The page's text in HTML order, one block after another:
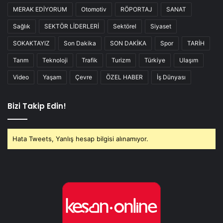
MERAK EDİYORUM Otomotiv RÖPORTAJ SANAT
Sağlık SEKTÖR LİDERLERİ Sektörel Siyaset
SOKAKTAYIZ Son Dakika SON DAKİKA Spor TARİH
Tarım Teknoloji Trafik Turizm Türkiye Ulaşım
Video Yaşam Çevre ÖZEL HABER İş Dünyası
Bizi Takip Edin!
Hata Tweets, Yanlış hesap bilgisi alınamıyor.